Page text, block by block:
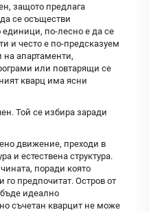
защото предлага
се осъществи
по-лесно е да се
и често е по-предсказуем
на апартаменти,
или повтарящи се
кварц има ясни
Той се избира заради
движение, преходи в
и естествена структура.
поради която
го предпочитат. Остров от
идеално
съчетан кварцит не може